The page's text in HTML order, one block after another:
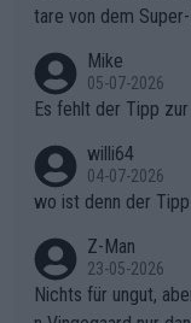
tare von dem
r die gehört nicht in
Mike
05-07-2026
Es fehlt der Tipp
willi64
04-07-2026
wo ist denn der
Z-Man
23-05-2026
Nichts für ungut,